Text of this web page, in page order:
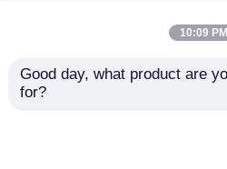
10:09 PM
Good day, what product are
for?